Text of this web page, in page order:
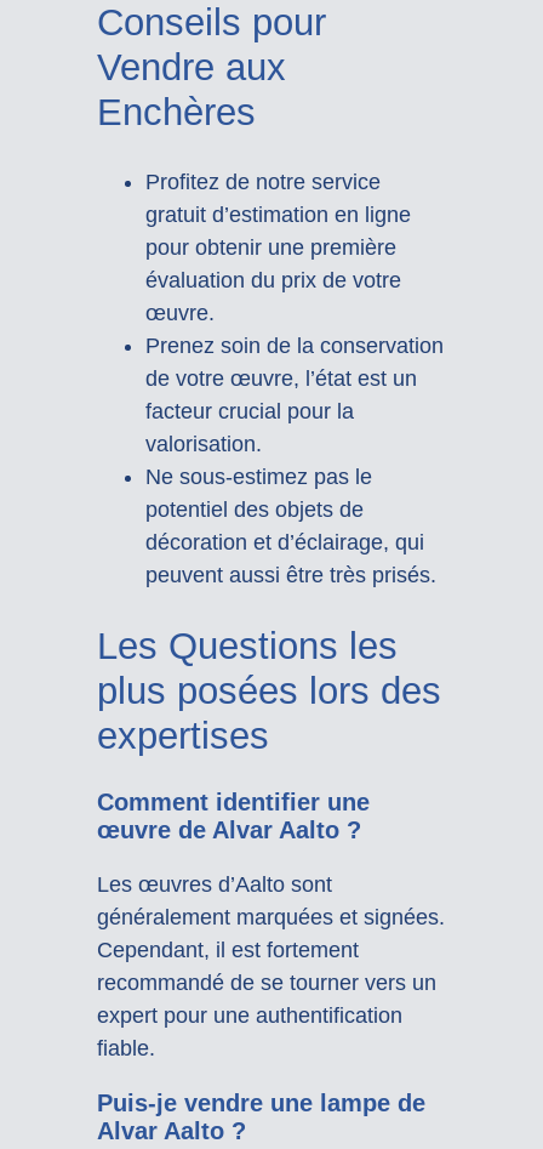
Conseils pour
Vendre aux
Enchères
Profitez de notre service
gratuit d’estimation en ligne
pour obtenir une première
évaluation du prix de votre
œuvre.
Prenez soin de la conservation
de votre œuvre, l’état est un
facteur crucial pour la
valorisation.
Ne sous-estimez pas le
potentiel des objets de
décoration et d’éclairage, qui
peuvent aussi être très prisés.
Les Questions les
plus posées lors des
expertises
Comment identifier une
œuvre de Alvar Aalto ?
Les œuvres d’Aalto sont
généralement marquées et signées.
Cependant, il est fortement
recommandé de se tourner vers un
expert pour une authentification
fiable.
Puis-je vendre une lampe de
Alvar Aalto ?